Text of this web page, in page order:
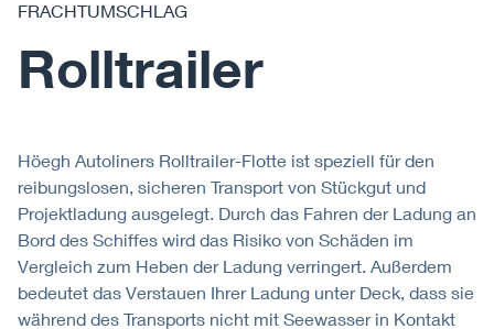
FRACHTUMSCHLAG
Rolltrailer
Höegh Autoliners Rolltrailer-Flotte ist speziell für den
reibungslosen, sicheren Transport von Stückgut und
Projektladung ausgelegt. Durch das Fahren der Ladung an
Bord des Schiffes wird das Risiko von Schäden im
Vergleich zum Heben der Ladung verringert. Außerdem
bedeutet das Verstauen Ihrer Ladung unter Deck, dass sie
während des Transports nicht mit Seewasser in Kontakt